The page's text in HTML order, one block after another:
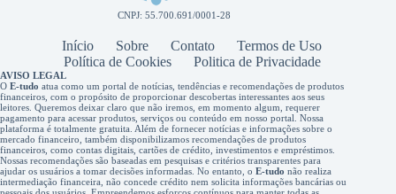
CNPJ: 55.700.691/0001-28
Início Sobre Contato
Termos de Uso
Política de Cookies
Politica de Privacidade
AVISO LEGAL
O E-tudo atua como um portal de notícias, tendências e recomendações de produtos
financeiros, com o propósito de proporcionar descobertas interessantes aos seus
leitores. Queremos deixar claro que não iremos, em momento algum, requerer
pagamento para acessar produtos, serviços ou conteúdo em nosso portal. Nossa
plataforma é totalmente gratuita. Além de fornecer notícias e informações sobre o
mercado financeiro, também disponibilizamos recomendações de produtos
financeiros, como contas digitais, cartões de crédito, investimentos e empréstimos.
Nossas recomendações são baseadas em pesquisas e critérios transparentes para
ajudar os usuários a tomar decisões informadas. No entanto, o E-tudo não realiza
intermediação financeira, não concede crédito nem solicita informações bancárias ou